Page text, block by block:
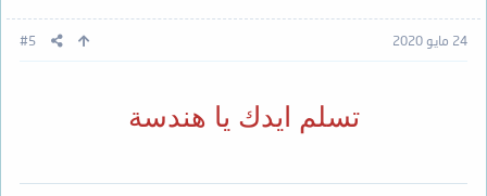
24 مايو 2020 #5
تسلم ايدك يا هندسة